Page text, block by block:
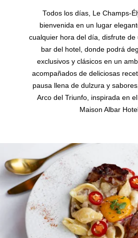
Todos los días, Le Champs-
bienvenida en un lugar
cualquier hora del día, disfrute de
bar del hotel, donde podrá
exclusivos y clásicos en un
acompañados de deliciosas
pausa llena de dulzura y
Arco del Triunfo, inspirada en
Maison Albar